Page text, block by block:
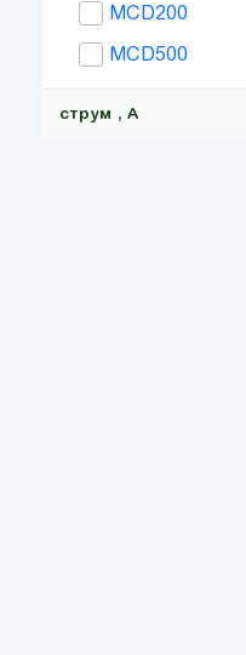
MCD200
MCD500
струм , А